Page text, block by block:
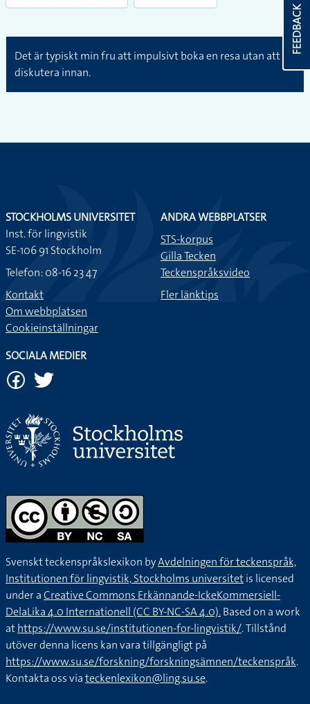
Det är typiskt min fru att impulsivt boka en resa utan att
diskutera innan.
FEEDBACK
STOCKHOLMS UNIVERSITET
Inst. för lingvistik
SE-106 91 Stockholm
Telefon: 08-16 23 47
Kontakt
Om webbplatsen
Cookieinställningar
ANDRA WEBBPLATSER
STS-korpus
Gilla Tecken
Teckenspråksvideo
Fler länktips
SOCIALA MEDIER
Svenskt teckenspråkslexikon byAvdelningen för teckenspråk,
Institutionen för lingvistik, Stockholms universitetis licensed
under aCreative Commons Erkännande-IckeKommersiell-
DelaLika 4.0 Internationell (CC BY-NC-SA 4.0).Based on a work
athttps://www.su.se/institutionen-for-lingvistik/. Tillstånd
utöver denna licens kan vara tillgängligt på
https://www.su.se/forskning/forskningsämnen/teckenspråk.
Kontakta oss viateckenlexikon@ling.su.se.